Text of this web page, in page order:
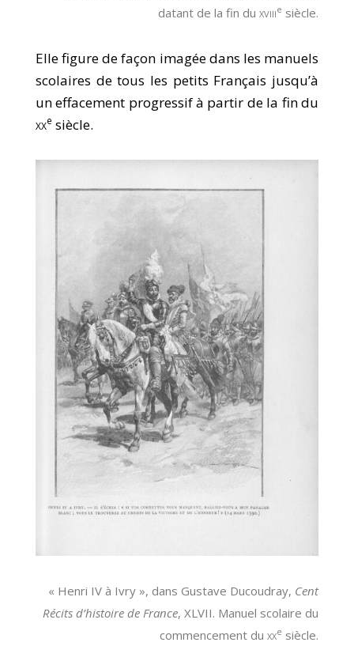
datant de la fin duxviiie siècle.
Elle figure de façon imagée dans les manuels
scolaires de tous les petits Français jusqu’à
un effacement progressif à partir de la fin du
xxe siècle.
« Henri IV à Ivry », dans Gustave Ducoudray, Cent
Récits d’histoire de France, XLVII. Manuel scolaire du
commencement duxxe siècle.